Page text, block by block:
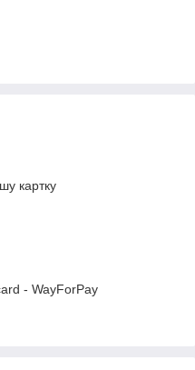
картку
- WayForPay